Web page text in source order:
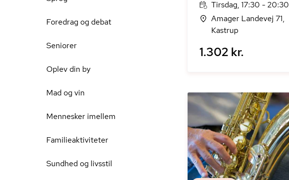
Foredrag og debat
Seniorer
Oplev din by
Mad og vin
Mennesker imellem
Familieaktiviteter
Sundhed og livsstil
Tirsdag, 17:30 - 20:30
Amager Landevej 71,
Kastrup
1.302 kr.